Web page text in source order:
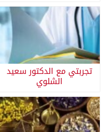
تجربتي مع الدكتور سعيد
الشلوي